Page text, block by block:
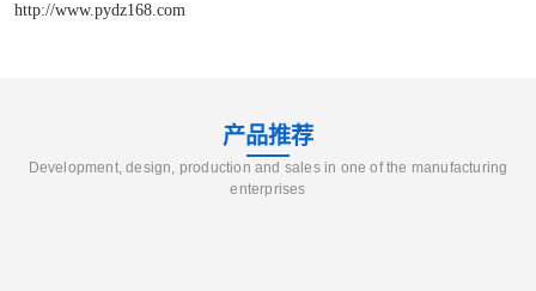
http://www.pydz168.com
产品推荐
Development, design, production and sales in one of the manufacturing
enterprises